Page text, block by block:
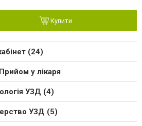
Купити
(24)
Прийом у лікаря
УЗД (4)
УЗД (5)